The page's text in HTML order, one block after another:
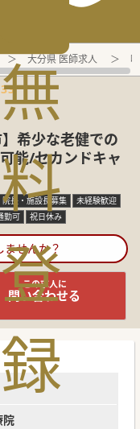
せ：平日9:30-19:00
無
料
登
録
大分県 医師求人
希少な老健での
能/セカンドキャ
院長・施設長募集
未経験歓迎
勤可 祝日休み
せんか？
この求人に
問い合わせる
院